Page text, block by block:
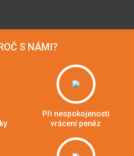
S NÁMI?
Při nespokojenosti
vrácení peněz